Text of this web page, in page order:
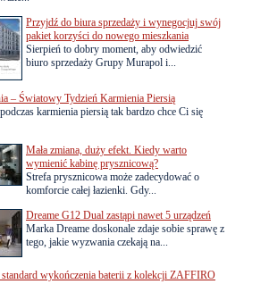
Przyjdź do biura sprzedaży i wynegocjuj swój
pakiet korzyści do nowego mieszkania
Sierpień to dobry moment, aby odwiedzić
biuro sprzedaży Grupy Murapol i...
– Światowy Tydzień Karmienia Piersią
karmienia piersią tak bardzo chce Ci się
Mała zmiana, duży efekt. Kiedy warto
wymienić kabinę prysznicową?
Strefa prysznicowa może zadecydować o
komforcie całej łazienki. Gdy...
Dreame G12 Dual zastąpi nawet 5 urządzeń
Marka Dreame doskonale zdaje sobie sprawę z
tego, jakie wyzwania czekają na...
wykończenia baterii z kolekcji ZAFFIRO